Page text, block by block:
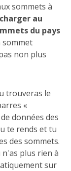
sommets à
au
du pays
sommet
non plus
trouveras le
«
données des
te rends et tu
des sommets.
plus rien à
sur